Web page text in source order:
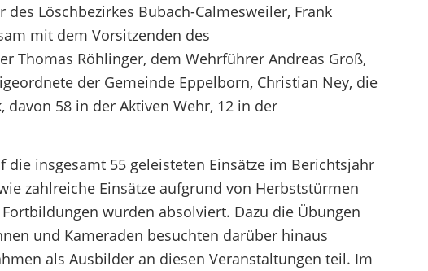
Löschbezirkes Bubach-Calmesweiler, Frank
mit dem Vorsitzenden des
Thomas Röhlinger, dem Wehrführer Andreas Groß,
der Gemeinde Eppelborn, Christian Ney, die
58 in der Aktiven Wehr, 12 in der
insgesamt 55 geleisteten Einsätze im Berichtsjahr
zahlreiche Einsätze aufgrund von Herbststürmen
wurden absolviert. Dazu die Übungen
und Kameraden besuchten darüber hinaus
als Ausbilder an diesen Veranstaltungen teil. Im